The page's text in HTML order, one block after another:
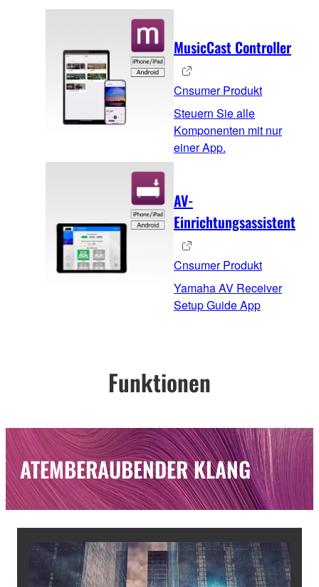
MusicCast Controller
Cnsumer Produkt
Steuern Sie alle
Komponenten mit nur
einer App.
AV-
Einrichtungsassistent
Cnsumer Produkt
Yamaha AV Receiver
Setup Guide App
Funktionen
ATEMBERAUBENDER KLANG